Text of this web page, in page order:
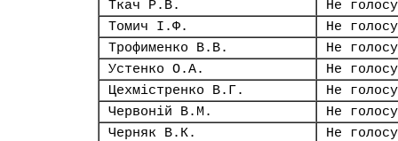
Ткач Р.В.
Не
Томич І.Ф.
Не
Трофименко В.В.
Не
Устенко О.А.
Не
Цехмістренко В.Г.
Не
Червоній В.М.
Не
Черняк В.К.
Не